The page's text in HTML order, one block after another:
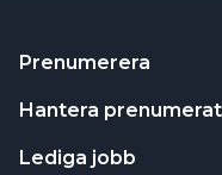
Prenumerera
Hantera
Lediga jobb